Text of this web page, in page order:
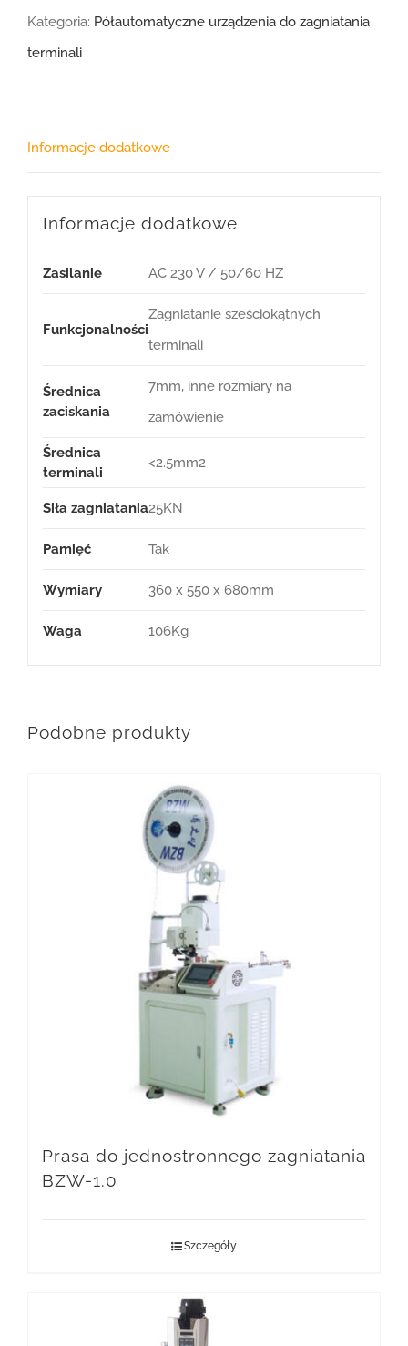
Kategoria: Półautomatyczne urządzenia do zagniatania
terminali
Informacje dodatkowe
Informacje dodatkowe
Zasilanie AC 230 V / 50/60 HZ
Funkcjonalności
Zagniatanie sześciokątnych
terminali
Średnica
zaciskania
7mm, inne rozmiary na
zamówienie
Średnica
terminali
<2.5mm2
Siła zagniatania25KN
Pamięć Tak
Wymiary 360 x 550 x 680mm
Waga 106Kg
Podobne produkty
Prasa do jednostronnego zagniatania
BZW-1.0
Szczegóły